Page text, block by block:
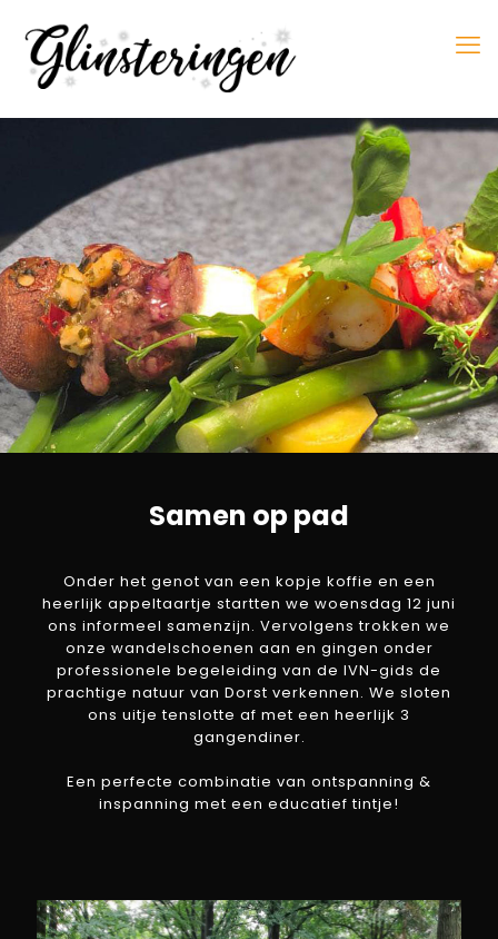
Samen op pad
Onder het genot van een kopje koffie en een
heerlijk appeltaartje startten we woensdag 12 juni
ons informeel samenzijn. Vervolgens trokken we
onze wandelschoenen aan en gingen onder
professionele begeleiding van de IVN-gids de
prachtige natuur van Dorst verkennen. We sloten
ons uitje tenslotte af met een heerlijk 3
gangendiner.
Een perfecte combinatie van ontspanning &
inspanning met een educatief tintje!